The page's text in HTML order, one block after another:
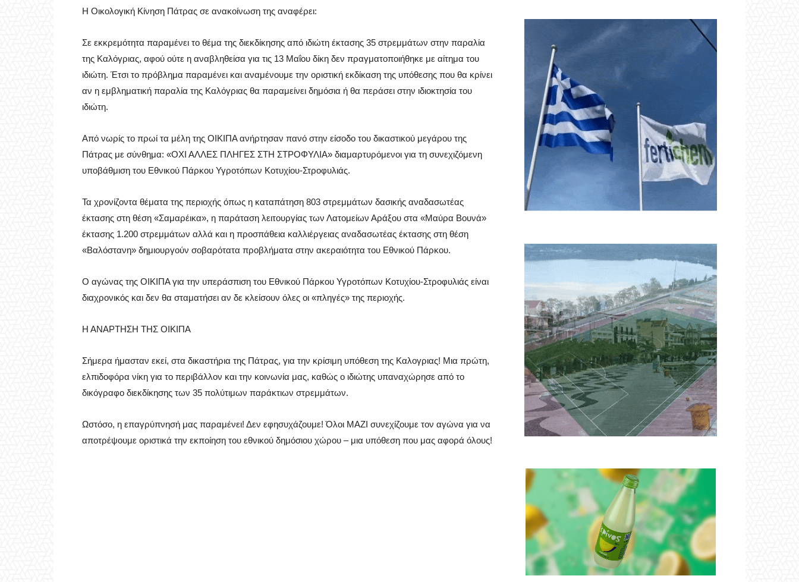
Η Οικολογική Κίνηση Πάτρας σε ανακοίνωση της αναφέρει:
Σε εκκρεμότητα παραμένει το θέμα της διεκδίκησης από ιδιώτη έκτασης 35 στρεμμάτων στην παραλία
της Καλόγριας, αφού ούτε η αναβληθείσα για τις 13 Μαΐου δίκη δεν πραγματοποιήθηκε με αίτημα του
ιδιώτη. Έτσι το πρόβλημα παραμένει και αναμένουμε την οριστική εκδίκαση της υπόθεσης που θα κρίνει
αν η εμβληματική παραλία της Καλόγριας θα παραμείνει δημόσια ή θα περάσει στην ιδιοκτησία του
ιδιώτη.
Από νωρίς το πρωί τα μέλη της ΟΙΚΙΠΑ ανήρτησαν πανό στην είσοδο του δικαστικού μεγάρου της
Πάτρας με σύνθημα: «ΟΧΙ ΑΛΛΕΣ ΠΛΗΓΕΣ ΣΤΗ ΣΤΡΟΦΥΛΙΑ» διαμαρτυρόμενοι για τη συνεχιζόμενη
υποβάθμιση του Εθνικού Πάρκου Υγροτόπων Κοτυχίου-Στροφυλιάς.
Τα χρονίζοντα θέματα της περιοχής όπως η καταπάτηση 803 στρεμμάτων δασικής αναδασωτέας
έκτασης στη θέση «Σαμαρέικα», η παράταση λειτουργίας των Λατομείων Αράξου στα «Μαύρα Βουνά»
έκτασης 1.200 στρεμμάτων αλλά και η προσπάθεια καλλιέργειας αναδασωτέας έκτασης στη θέση
«Βαλόστανη» δημιουργούν σοβαρότατα προβλήματα στην ακεραιότητα του Εθνικού Πάρκου.
Ο αγώνας της ΟΙΚΙΠΑ για την υπεράσπιση του Εθνικού Πάρκου Υγροτόπων Κοτυχίου-Στροφυλιάς είναι
διαχρονικός και δεν θα σταματήσει αν δε κλείσουν όλες οι «πληγές» της περιοχής.
Η ΑΝΑΡΤΗΣΗ ΤΗΣ ΟΙΚΙΠΑ
Σήμερα ήμασταν εκεί, στα δικαστήρια της Πάτρας, για την κρίσιμη υπόθεση της Καλογριας! Μια πρώτη,
ελπιδοφόρα νίκη για το περιβάλλον και την κοινωνία μας, καθώς ο ιδιώτης υπαναχώρησε από το
δικόγραφο διεκδίκησης των 35 πολύτιμων παράκτιων στρεμμάτων.
Ωστόσο, η επαγρύπνησή μας παραμένει! Δεν εφησυχάζουμε! Όλοι ΜΑΖΙ συνεχίζουμε τον αγώνα για να
αποτρέψουμε οριστικά την εκποίηση του εθνικού δημόσιου χώρου – μια υπόθεση που μας αφορά όλους!